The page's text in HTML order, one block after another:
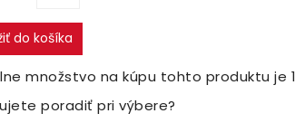
do košíka
množstvo na kúpu tohto produktu je
poradiť pri výbere?